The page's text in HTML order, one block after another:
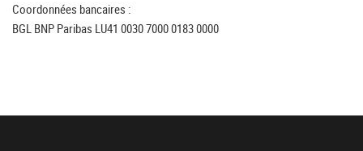
Coordonnées bancaires :
BGL BNP Paribas LU41 0030 7000 0183 0000